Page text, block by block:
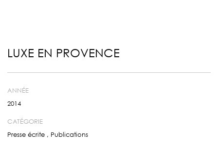
LUXE EN PROVENCE
ANNÉE
2014
CATÉGORIE
Presse écrite , Publications